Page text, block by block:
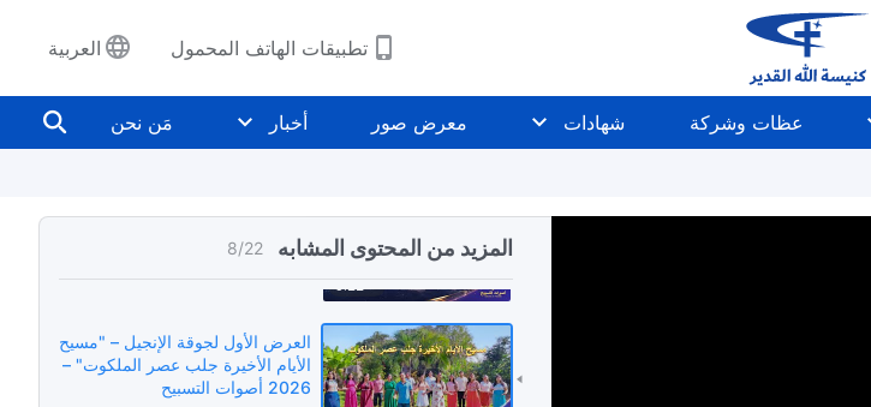
تطبيقات الهاتف المحمول العربية
عظات وشركة شهادات معرض صور أخبار مَن نحن
المزيد من المحتوى المشابه 8/22
4:58
الله وحده عنده طريق الحياة | أصوات
التسبيح 2026
5:22
الأخرى" – أصوات التسبيح 2026
العرض الأول لجوقة الإنجيل – "مسيح
الأيام الأخيرة جلب عصر الملكوت" –
2026 أصوات التسبيح